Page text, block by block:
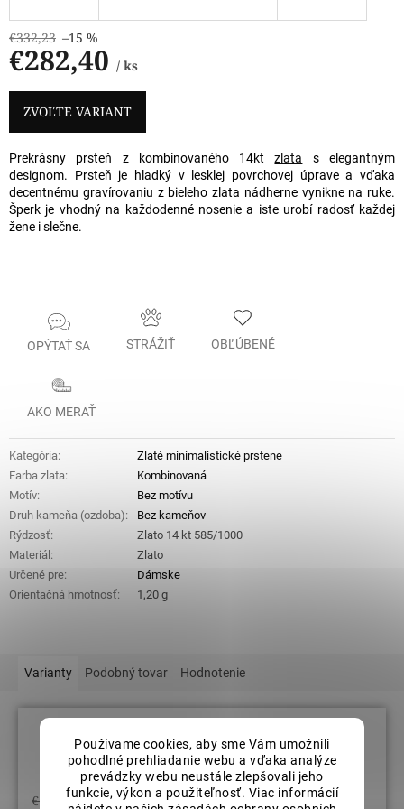
Používame cookies, aby sme Vám umožnili
pohodlné prehliadanie webu a vďaka analýze
prevádzky webu neustále zlepšovali jeho
funkcie, výkon a použiteľnosť. Viac informácií
€332,23 –15 %
€282,40 / ks
Jednotková
cena:
ZVOĽTE VARIANT
Prekrásny prsteň z kombinovaného 14ktzlata s elegantným
designom. Prsteň je hladký v lesklej povrchovej úprave a vďaka
decentnému gravírovaniu z bieleho zlata nádherne vynikne na ruke.
Šperk je vhodný na každodenné nosenie a iste urobí radosť každej
žene i slečne.
OPÝTAŤ SA STRÁŽIŤ OBĽÚBENÉ
AKO MERAŤ
Kategória:
Zlaté minimalistické prstene
Farba zlata:
Kombinovaná
Motív:
Bez motívu
Druh kameňa (ozdoba):
Bez kameňov
Rýdzosť:
Zlato 14 kt 585/1000
Materiál :
Zlato
Určené pre:
Dámske
Orientačná hmotnosť: 1,20 g
Varianty Podobný tovar Hodnotenie
Veľkosť prsteňov: 59
€332,23